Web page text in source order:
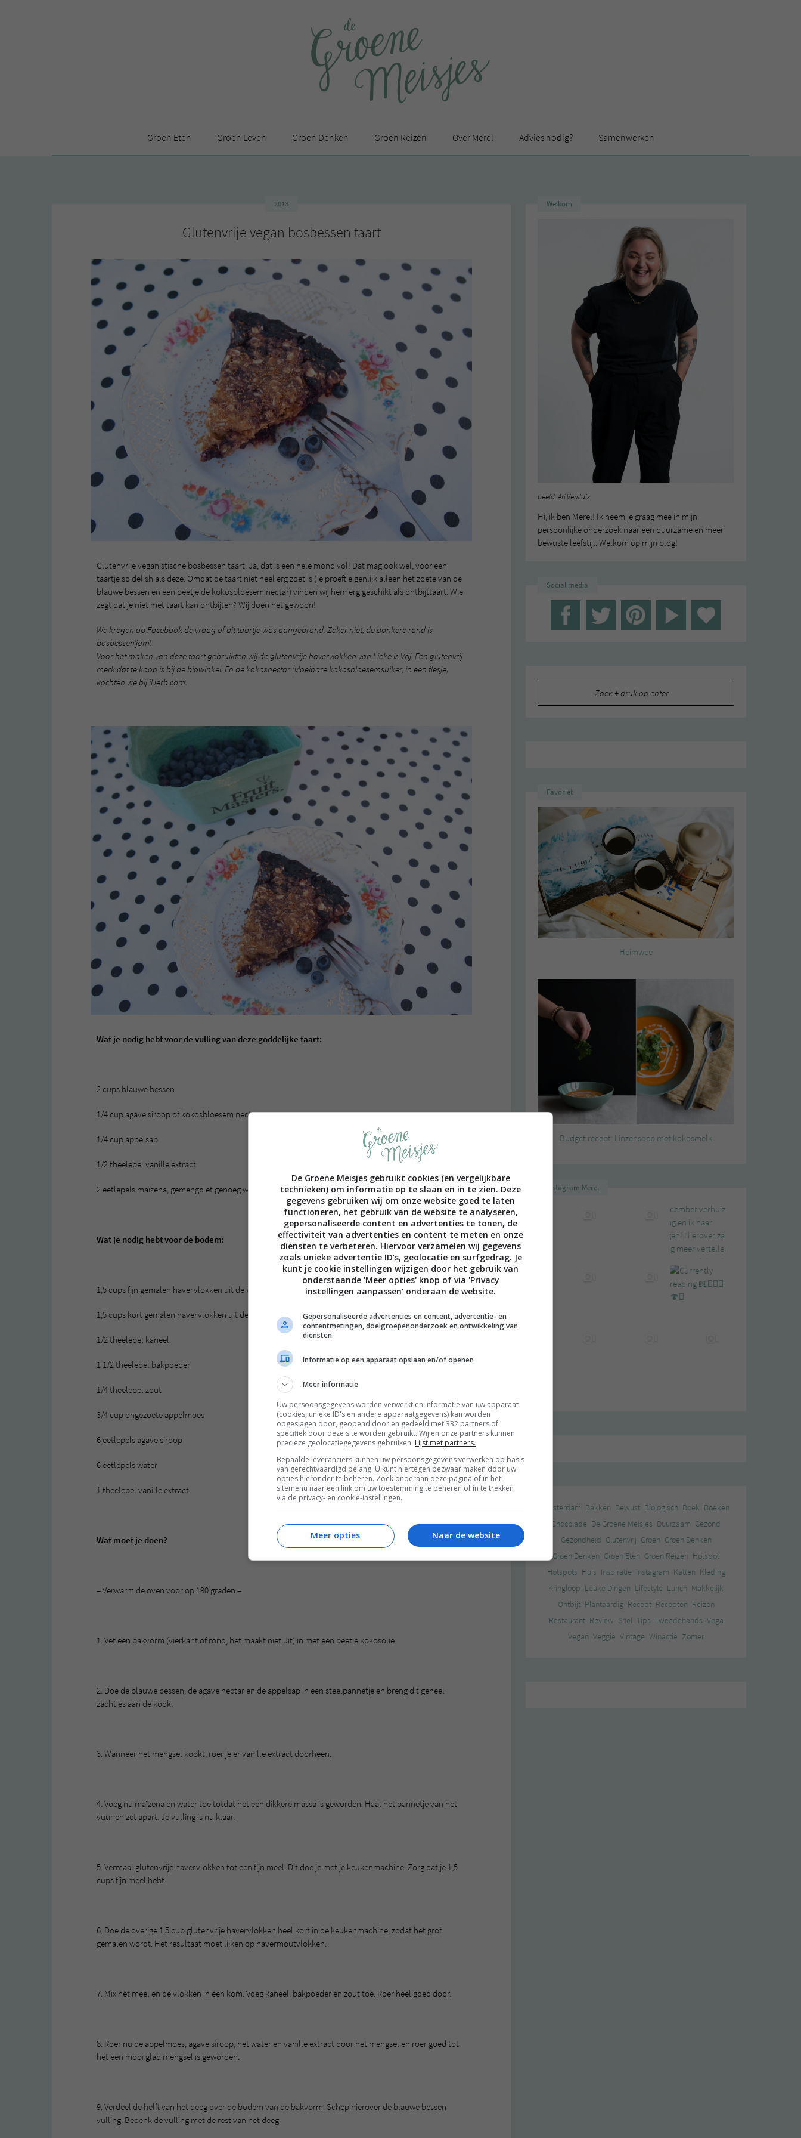
Groen Eten Groen Leven Groen Denken Groen Reizen Over Merel Advies nodig? Samenwerken
2013
Glutenvrije vegan bosbessen taart
Glutenvrije veganistische bosbessen taart. Ja, dat is een hele mond vol! Dat mag ook wel, voor een
taartje so delish als deze. Omdat de taart niet heel erg zoet is (je proeft eigenlijk alleen het zoete van de
blauwe bessen en een beetje de kokosbloesem nectar) vinden wij hem erg geschikt als ontbijttaart. Wie
zegt dat je niet met taart kan ontbijten? Wij doen het gewoon!
We kregen op Facebook de vraag of dit taartje was aangebrand. Zeker niet, de donkere rand is
bosbessen’jam’.
Voor het maken van deze taart gebruikten wij de glutenvrije havervlokken van Lieke is Vrij. Een glutenvrij
merk dat te koop is bij de biowinkel. En de kokosnectar (vloeibare kokosbloesemsuiker, in een flesje)
kochten we bij iHerb.com.
Wat je nodig hebt voor de vulling van deze goddelijke taart:
2 cups blauwe bessen
1/4 cup agave siroop of kokosbloesem nectar
1/4 cup appelsap
1/2 theelepel vanille extract
2 eetlepels maïzena, gemengd et genoeg water om een pasta te vormen
Wat je nodig hebt voor de bodem:
1,5 cups fijn gemalen havervlokken uit de keukenmachine: maal het tot meel
1,5 cups kort gemalen havervlokken uit de keukenmachine: het moet op havermout lijken
1/2 theelepel kaneel
1 1/2 theelepel bakpoeder
1/4 theelepel zout
3/4 cup ongezoete appelmoes
6 eetlepels agave siroop
6 eetlepels water
1 theelepel vanille extract
Wat moet je doen?
– Verwarm de oven voor op 190 graden –
1. Vet een bakvorm (vierkant of rond, het maakt niet uit) in met een beetje kokosolie.
2. Doe de blauwe bessen, de agave nectar en de appelsap in een steelpannetje en breng dit geheel
zachtjes aan de kook.
3. Wanneer het mengsel kookt, roer je er vanille extract doorheen.
4. Voeg nu maïzena en water toe totdat het een dikkere massa is geworden. Haal het pannetje van het
vuur en zet apart. Je vulling is nu klaar.
5. Vermaal glutenvrije havervlokken tot een fijn meel. Dit doe je met je keukenmachine. Zorg dat je 1,5
cups fijn meel hebt.
6. Doe de overige 1,5 cup glutenvrije havervlokken heel kort in de keukenmachine, zodat het grof
gemalen wordt. Het resultaat moet lijken op havermoutvlokken.
7. Mix het meel en de vlokken in een kom. Voeg kaneel, bakpoeder en zout toe. Roer heel goed door.
8. Roer nu de appelmoes, agave siroop, het water en vanille extract door het mengsel en roer goed tot
het een mooi glad mengsel is geworden.
9. Verdeel de helft van het deeg over de bodem van de bakvorm. Schep hierover de blauwe bessen
vulling. Bedenk de vulling met de rest van het deeg.
Welkom
beeld: Ari Versluis
Hi, ik ben Merel! Ik neem je graag mee in mijn
persoonlijke onderzoek naar een duurzame en meer
bewuste leefstijl. Welkom op mijn blog!
Social media
Favoriet
Heimwee
Budget recept: Linzensoep met kokosmelk
Instagram Merel
Amsterdam Bakken Bewust Biologisch Boek Boeken
Chocolade De Groene Meisjes Duurzaam Gezond
Gezondheid Glutenvrij Groen Groen Denken
Groen Denken Groen Eten Groen Reizen Hotspot
Hotspots Huis Inspiratie Instagram Katten Kleding
Kringloop Leuke Dingen Lifestyle Lunch Makkelijk
Ontbijt Plantaardig Recept Recepten Reizen
Restaurant Review Snel Tips Tweedehands Vega
Vegan Veggie Vintage Winactie Zomer
De Groene Meisjes gebruikt cookies (en vergelijkbare
technieken) om informatie op te slaan en in te zien. Deze
gegevens gebruiken wij om onze website goed te laten
functioneren, het gebruik van de website te analyseren,
gepersonaliseerde content en advertenties te tonen, de
effectiviteit van advertenties en content te meten en onze
diensten te verbeteren. Hiervoor verzamelen wij gegevens
zoals unieke advertentie ID’s, geolocatie en surfgedrag. Je
kunt je cookie instellingen wijzigen door het gebruik van
onderstaande 'Meer opties' knop of via 'Privacy
instellingen aanpassen' onderaan de website.
Gepersonaliseerde advertenties en content, advertentie- en
contentmetingen, doelgroepenonderzoek en ontwikkeling van
diensten
Informatie op een apparaat opslaan en/of openen
Meer informatie
Uw persoonsgegevens worden verwerkt en informatie van uw apparaat
(cookies, unieke ID's en andere apparaatgegevens) kan worden
opgeslagen door, geopend door en gedeeld met 332 partners of
specifiek door deze site worden gebruikt. Wij en onze partners kunnen
precieze geolocatiegegevens gebruiken. Lijst met partners.
Bepaalde leveranciers kunnen uw persoonsgegevens verwerken op basis
van gerechtvaardigd belang. U kunt hiertegen bezwaar maken door uw
opties hieronder te beheren. Zoek onderaan deze pagina of in het
sitemenu naar een link om uw toestemming te beheren of in te trekken
via de privacy- en cookie-instellingen.
Naar de website
Meer opties